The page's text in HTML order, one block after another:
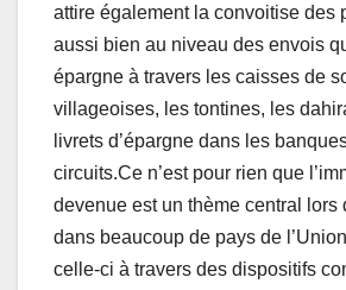
attire également la convoitise des
aussi bien au niveau des envois
épargne à travers les caisses de
villageoises, les tontines, les
livrets d’épargne dans les
circuits.Ce n’est pour rien que
devenue est un thème central lors
dans beaucoup de pays de
celle-ci à travers des dispositifs